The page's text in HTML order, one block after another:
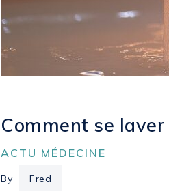
Comment se
ACTU MÉDECINE
By Fred